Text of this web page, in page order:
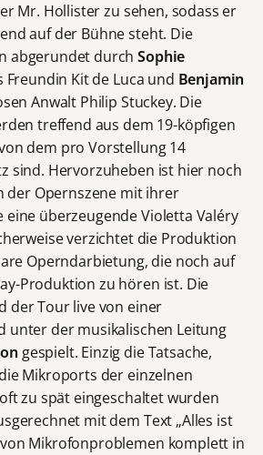
Mr. Hollister zu sehen, sodass er
auf der Bühne steht. Die
abgerundet durchSophie
Freundin Kit de Luca und Benjamin
Anwalt Philip Stuckey. Die
treffend aus dem 19-köpfigen
dem pro Vorstellung 14
sind. Hervorzuheben ist hier noch
der Opernszene mit ihrer
eine überzeugende Violetta Valéry
verzichtet die Produktion
Operndarbietung, die noch auf
Produktion zu hören ist. Die
der Tour live von einer
unter der musikalischen Leitung
gespielt. Einzig die Tatsache,
Mikroports der einzelnen
zu spät eingeschaltet wurden
mit dem Text „Alles ist
Mikrofonproblemen komplett in